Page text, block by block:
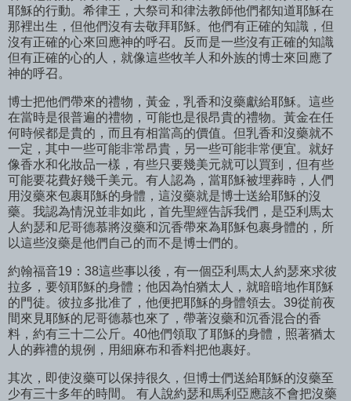
耶穌的行動。希律王，大祭司和律法教師他們都知道耶穌在
那裡出生，但他們沒有去敬拜耶穌。他們有正確的知識，但
沒有正確的心來回應神的呼召。反而是一些沒有正確的知識
但有正確的心的人，就像這些牧羊人和外族的博士來回應了
神的呼召。
博士把他們帶來的禮物，黃金，乳香和沒藥獻給耶穌。這些
在當時是很普遍的禮物，可能也是很昂貴的禮物。黃金在任
何時候都是貴的，而且有相當高的價值。但乳香和沒藥就不
一定，其中一些可能非常昂貴，另一些可能非常便宜。就好
像香水和化妝品一樣，有些只要幾美元就可以買到，但有些
可能要花費好幾千美元。有人認為，當耶穌被埋葬時，人們
用沒藥來包裹耶穌的身體，這沒藥就是博士送給耶穌的沒
藥。我認為情況並非如此，首先聖經告訴我們，是亞利馬太
人約瑟和尼哥德慕將沒藥和沉香帶來為耶穌包裹身體的，所
以這些沒藥是他們自己的而不是博士們的。
約翰福音19：38這些事以後，有一個亞利馬太人約瑟來求彼
拉多，要領耶穌的身體；他因為怕猶太人，就暗暗地作耶穌
的門徒。彼拉多批准了，他便把耶穌的身體領去。39從前夜
間來見耶穌的尼哥德慕也來了，帶著沒藥和沉香混合的香
料，約有三十二公斤。40他們領取了耶穌的身體，照著猶太
人的葬禮的規例，用細麻布和香料把他裹好。
其次，即使沒藥可以保持很久，但博士們送給耶穌的沒藥至
少有三十多年的時間。 有人說約瑟和馬利亞應該不會把沒藥